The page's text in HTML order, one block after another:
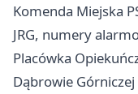
Komenda Miejska
JRG, numery
Placówka
Dąbrowie